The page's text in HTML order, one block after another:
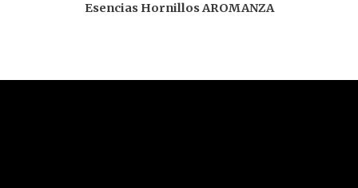
Esencias Hornillos AROMANZA